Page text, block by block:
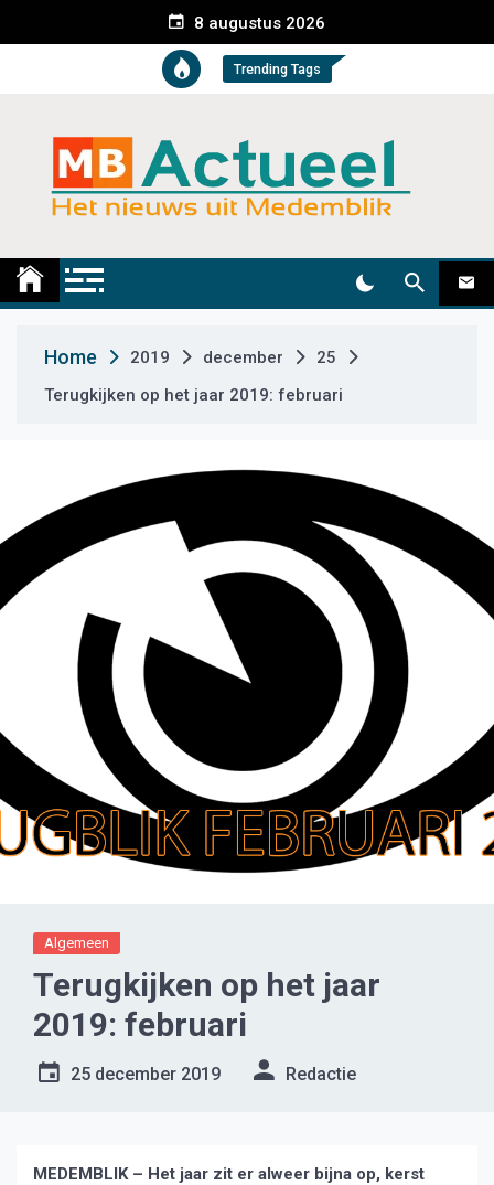
e
t
8 augustus 2026
Trending Tags
Medemblik Actueel
Home 2019 december
25
Terugkijken op het jaar 2019: februari
Algemeen
Terugkijken op het jaar
2019: februari
25 december 2019 Redactie
MEDEMBLIK – Het jaar zit er alweer bijna op, kerst